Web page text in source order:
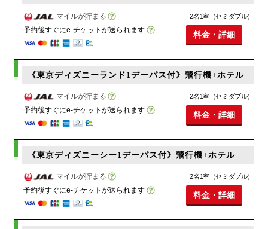
マイルが貯まる
予約後すぐにe-チケットが送られます
2名1室（セミダブル）
料金・詳細
《東京ディズニーランド1デーパス付》飛行機+ホテル
マイルが貯まる
予約後すぐにe-チケットが送られます
2名1室（セミダブル）
料金・詳細
《東京ディズニーシー1デーパス付》飛行機+ホテル
マイルが貯まる
予約後すぐにe-チケットが送られます
2名1室（セミダブル）
料金・詳細